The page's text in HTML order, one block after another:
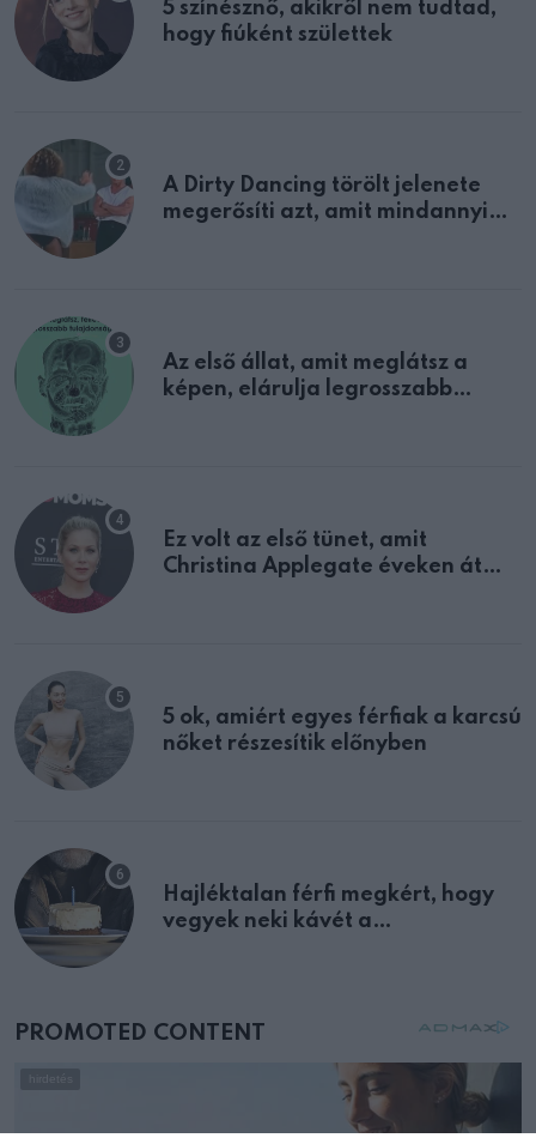
5 színésznő, akikről nem tudtad,
hogy fiúként születtek
A Dirty Dancing törölt jelenete
megerősíti azt, amit mindannyian
Az első állat, amit meglátsz a
képen, elárulja legrosszabb
Ez volt az első tünet, amit
Christina Applegate éveken át
5 ok, amiért egyes férfiak a karcsú
nőket részesítik előnyben
Hajléktalan férfi megkért, hogy
vegyek neki kávét a